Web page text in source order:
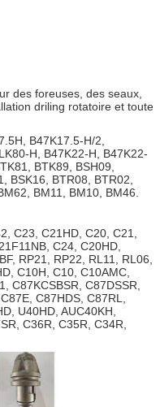
des foreuses, des seaux,
driling rotatoire et toute
B47K17.5-H/2,
H, B47K22-H, B47K22-
BTK89, BSH09,
BSK16, BTR08, BTR02,
BM11, BM10, BM46.
C23, C21HD, C20, C21,
C24, C20HD,
RP21, RP22, RL11, RL06,
C10H, C10, C10AMC,
C87KCSBSR, C87DSSR,
C87HDS, C87RL,
U40HD, AUC40KH,
C36R, C35R, C34R,